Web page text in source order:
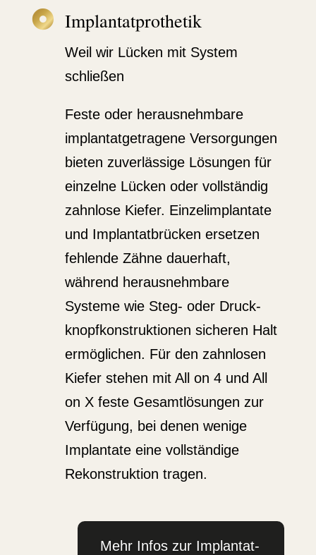
 Implan­tat­pro­thetik
Weil wir Lücken mit System
schließen
Feste oder heraus­nehmbare
implan­tat­ge­tragene Versor­gungen
bieten zuver­lässige Lösungen für
einzelne Lücken oder vollständig
zahnlose Kiefer. Einzel­im­plantate
und Implan­tat­brücken ersetzen
fehlende Zähne dauerhaft,
während heraus­nehmbare
Systeme wie Steg- oder Druck­
knopf­kon­struk­tionen sicheren Halt
ermög­lichen. Für den zahnlosen
Kiefer stehen mit All on 4 und All
on X feste Gesamt­lö­sungen zur
Verfügung, bei denen wenige
Implantate eine vollständige
Rekon­struktion tragen.
Mehr Infos zur Implan­tat­